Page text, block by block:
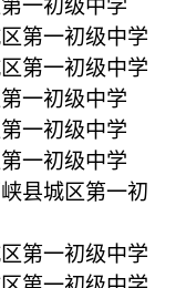
第一初级中学
第一初级中学
一初级中学
一初级中学
一初级中学
县城区第一初
第一初级中学